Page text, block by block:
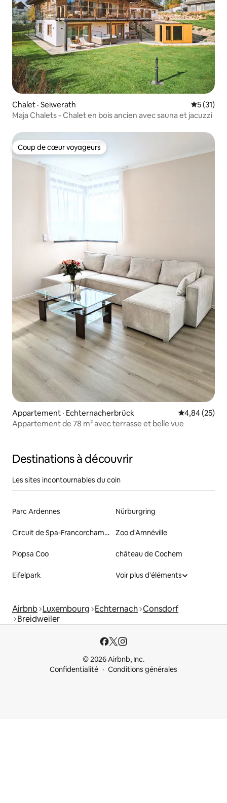
Chalet · Seiwerath Note
5 (31)
Maja Chalets - Chalet en bois ancien avec sauna et jacuzzi
Coup de cœur voyageurs
Coup de cœur voyageurs
Appartement · Echternacherbrück Note
4,84 (25)
Appartement de 78 m² avec terrasse et belle vue
Destinations à découvrir
Les sites incontournables du coin
Parc Ardennes Nürburgring
Circuit de Spa-Francorchamps Zoo d'Amnéville
Plopsa Coo château de Cochem
Eifelpark Voir plus d'éléments
Airbnb Luxembourg Echternach Consdorf
Breidweiler
© 2026 Airbnb, Inc.
Confidentialité
Conditions générales